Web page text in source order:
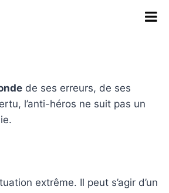
de ses erreurs, de ses
l’anti-héros ne suit pas un
extrême. Il peut s’agir d’un